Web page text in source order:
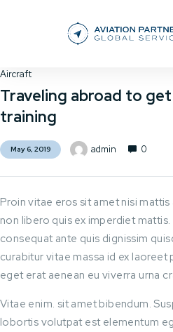
Aircraft
Traveling abroad to
training
May 6, 2019 admin 0
Proin vitae eros sit amet nisi
non libero quis ex imperdiet
consequat ante quis dignissim
curabitur vitae massa id ex
eget erat aenean eu viverra urna
Vitae enim. sit amet bibendum.
lobortis volutpat est elementum